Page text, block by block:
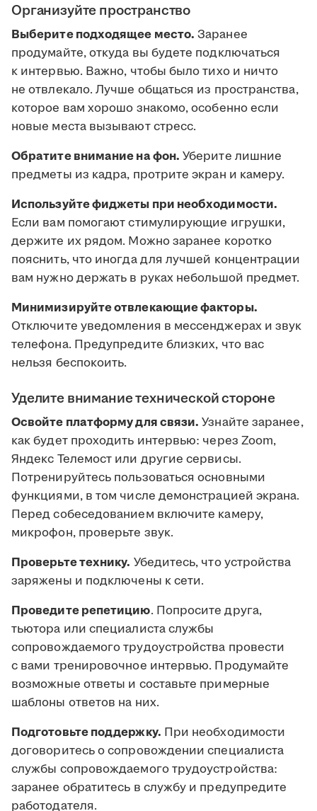
Организуйте пространство
Выберите подходящее место. Заранее
продумайте, откуда вы будете подключаться
к интервью. Важно, чтобы было тихо и ничто
не отвлекало. Лучше общаться из пространства,
которое вам хорошо знакомо, особенно если
новые места вызывают стресс.
Обратите внимание на фон. Уберите лишние
предметы из кадра, протрите экран и камеру.
Используйте фиджеты при необходимости.
Если вам помогают стимулирующие игрушки,
держите их рядом. Можно заранее коротко
пояснить, что иногда для лучшей концентрации
вам нужно держать в руках небольшой предмет.
Минимизируйте отвлекающие факторы.
Отключите уведомления в мессенджерах и звук
телефона. Предупредите близких, что вас
нельзя беспокоить.
Уделите внимание технической стороне
Освойте платформу для связи. Узнайте заранее,
как будет проходить интервью: через Zoom,
Яндекс Телемост или другие сервисы.
Потренируйтесь пользоваться основными
функциями, в том числе демонстрацией экрана.
Перед собеседованием включите камеру,
микрофон, проверьте звук.
Проверьте технику. Убедитесь, что устройства
заряжены и подключены к сети.
Проведите репетицию. Попросите друга,
тьютора или специалиста службы
сопровождаемого трудоустройства провести
с вами тренировочное интервью. Продумайте
возможные ответы и составьте примерные
шаблоны ответов на них.
Подготовьте поддержку. При необходимости
договоритесь о сопровождении специалиста
службы сопровождаемого трудоустройства:
заранее обратитесь в службу и предупредите
работодателя.